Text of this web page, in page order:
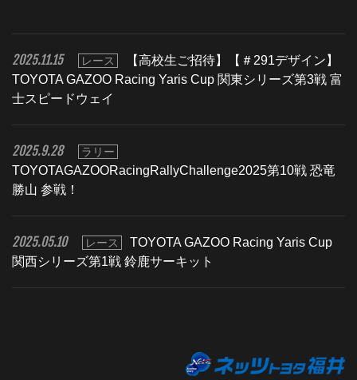
2025.11.15 レース
【高校生ご招待】【＃291デザイン】
TOYOTA GAZOO Racing Yaris Cup 関東シリーズ第3戦 富
士スピードウェイ
2025.9.28 ラリー
TOYOTAGAZOORacingRallyChallenge2025第10戦 恐竜
勝山 参戦！
2025.05.10 レース
TOYOTA GAZOO Racing Yaris Cup
関西シリーズ第1戦 鈴鹿サーキット